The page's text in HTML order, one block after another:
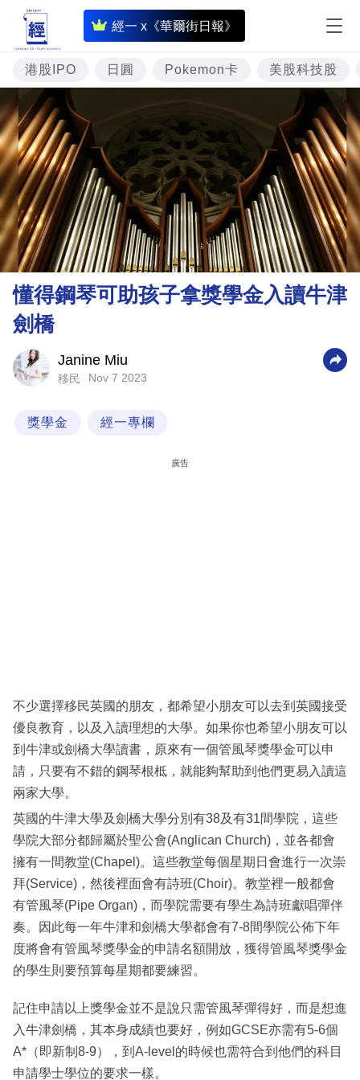
經一 x《華爾街日報》
即
時
財
經
題
投
資
樓
市
理
財
科
區
港股IPO 日圓 Pokemon卡 美股科技股
懂得鋼琴可助孩子拿獎學金入讀牛津
劍橋
Janine Miu
移民 Nov 7 2023
獎學金 經一專欄
廣告
不少選擇移民英國的朋友，都希望小朋友可以去到英國接受
優良教育，以及入讀理想的大學。如果你也希望小朋友可以
到牛津或劍橋大學讀書，原來有一個管風琴獎學金可以申
請，只要有不錯的鋼琴根柢，就能夠幫助到他們更易入讀這
兩家大學。
英國的牛津大學及劍橋大學分別有38及有31間學院，這些
學院大部分都歸屬於聖公會(Anglican Church)，並各都會
擁有一間教堂(Chapel)。這些教堂每個星期日會進行一次崇
拜(Service)，然後裡面會有詩班(Choir)。教堂裡一般都會
有管風琴(Pipe Organ)，而學院需要有學生為詩班獻唱彈伴
奏。因此每一年牛津和劍橋大學都會有7-8間學院公佈下年
度將會有管風琴獎學金的申請名額開放，獲得管風琴獎學金
的學生則要預算每星期都要練習。
記住申請以上獎學金並不是說只需管風琴彈得好，而是想進
入牛津劍橋，其本身成績也要好，例如GCSE亦需有5-6個
A*（即新制8-9），到A-level的時候也需符合到他們的科目
申請學士學位的要求一樣。